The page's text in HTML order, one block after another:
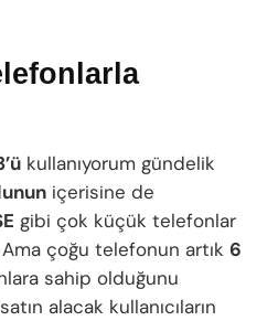
kullanıyorum gündelik
içerisine de
gibi çok küçük telefonlar
Ama çoğu telefonun artık 6
sahip olduğunu
alacak kullanıcıların